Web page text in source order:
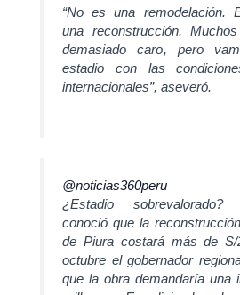
“No es una remodelación.
una reconstrucción.
demasiado caro, pero
estadio con las
internacionales”, aseveró.
@noticias360peru
¿Estadio
conoció que la
de Piura costará más de S/
octubre el gobernador
que la obra demandaría una